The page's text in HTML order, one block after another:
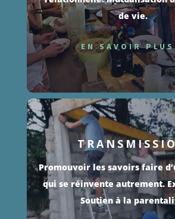
de vie.
EN SAVOIR PLUS
Promouvoir les savoirs faire
qui se réinvente autrement.
Soutien à la